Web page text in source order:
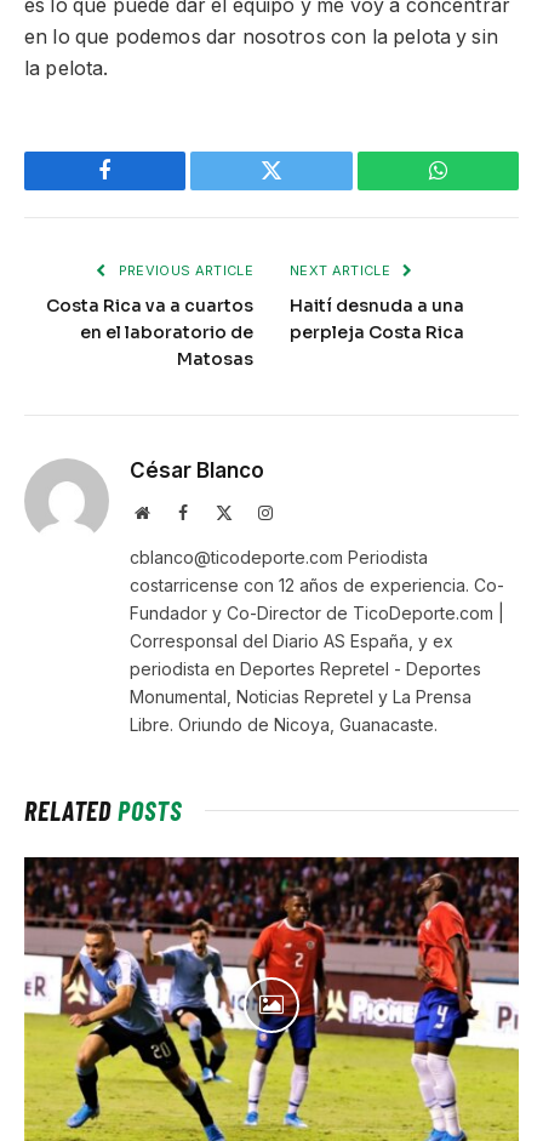
es lo que puede dar el equipo y me voy a concentrar
en lo que podemos dar nosotros con la pelota y sin
la pelota.
Facebook Twitter WhatsApp
PREVIOUS ARTICLE
Costa Rica va a cuartos
en el laboratorio de
Matosas
NEXT ARTICLE
Haití desnuda a una
perpleja Costa Rica
César Blanco
WebsiteFacebook Instagram
cblanco@ticodeporte.com Periodista
costarricense con 12 años de experiencia. Co-
Fundador y Co-Director de TicoDeporte.com |
Corresponsal del Diario AS España, y ex
periodista en Deportes Repretel - Deportes
Monumental, Noticias Repretel y La Prensa
Libre. Oriundo de Nicoya, Guanacaste.
RELATEDPOSTS